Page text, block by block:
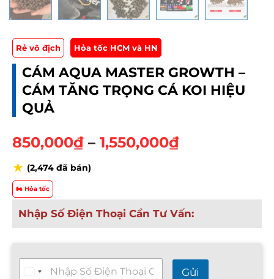
Rẻ vô địch Hỏa tốc HCM và HN
CÁM AQUA MASTER GROWTH –
CÁM TĂNG TRỌNG CÁ KOI HIỆU
QUẢ
850,000₫ – 1,550,000₫K
n
g
g
i
á
★ (2,474 đã bán)
🏍️ Hỏa tốc
Nhập Số Điện Thoại Cần Tư Vấn:
Gửi